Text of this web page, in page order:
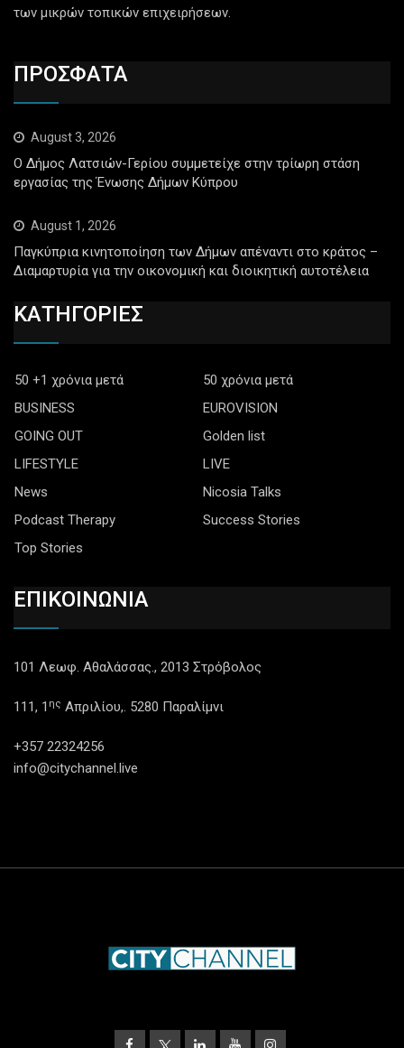
των μικρών τοπικών επιχειρήσεων.
ΠΡΟΣΦΑΤΑ
August 3, 2026
Ο Δήμος Λατσιών-Γερίου συμμετείχε στην τρίωρη στάση
εργασίας της Ένωσης Δήμων Κύπρου
August 1, 2026
Παγκύπρια κινητοποίηση των Δήμων απέναντι στο κράτος –
Διαμαρτυρία για την οικονομική και διοικητική αυτοτέλεια
ΚΑΤΗΓΟΡΙΕΣ
50 +1 χρόνια μετά
50 χρόνια μετά
BUSINESS
EUROVISION
GOING OUT
Golden list
LIFESTYLE
LIVE
News
Nicosia Talks
Podcast Therapy
Success Stories
Top Stories
ΕΠΙΚΟΙΝΩΝΙΑ
101 Λεωφ. Αθαλάσσας., 2013 Στρόβολος
111, 1 ης Απριλίου,. 5280 Παραλίμνι
+357 22324256
info@citychannel.live